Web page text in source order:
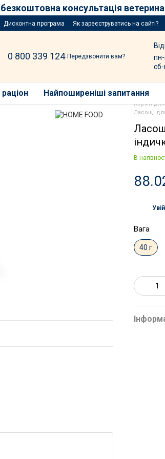
консультація
Дисконтна програма Як зареєструватись на сайті?
0 800 339 124 Передзвонити вам?
раціон Найпоширеніші запитання
Корми для
Ласощі
В
Вага
40 г